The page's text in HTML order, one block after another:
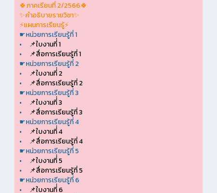
🍀ภาคเรียนที่ 2/2566🍀
✨คำอธิบายรายวิชา✨
⚡แผนการเรียนรู้⚡
☛หน่วยการเรียนรู้ที่ 1
•
📌ใบงานที่่ 1
•
📌สื่อการเรียนรู้ที่ 1
☛หน่วยการเรียนรู้ที่ 2
•
📌ใบงานที่่ 2
•
📌สื่อการเรียนรู้ที่ 2
☛หน่วยการเรียนรู้ที่ 3
•
📌ใบงานที่่ 3
•
📌สื่อการเรียนรู้ที่ 3
☛หน่วยการเรียนรู้ที่ 4
•
📌ใบงานที่่ 4
•
📌สื่อการเรียนรู้ที่ 4
☛หน่วยการเรียนรู้ที่ 5
•
📌ใบงานที่่ 5
•
📌สื่อการเรียนรู้ที่ 5
☛หน่วยการเรียนรู้ที่ 6
•
📌ใบงานที่่ 6